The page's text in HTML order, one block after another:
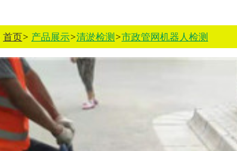
首页> 产品展示>清淤检测 >市政管网机器人检测